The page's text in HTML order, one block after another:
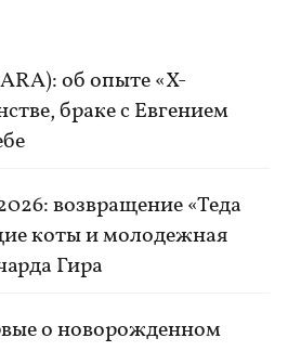
об опыте «Х-
браке с Евгением
возвращение «Теда
коты и молодежная
Гира
о новорожденном